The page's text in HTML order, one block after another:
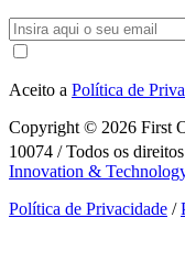
Aceito a Política de
Copyright © 2026 First
10074 / Todos os
Innovation &
Política de Privacidade /